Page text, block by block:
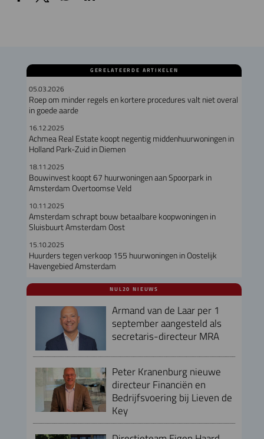
GERELATEERDE ARTIKELEN
05.03.2026
Roep om minder regels en kortere procedures valt niet overal
in goede aarde
16.12.2025
Achmea Real Estate koopt negentig middenhuurwoningen in
Holland Park-Zuid in Diemen
18.11.2025
Bouwinvest koopt 67 huurwoningen aan Spoorpark in
Amsterdam Overtoomse Veld
10.11.2025
Amsterdam schrapt bouw betaalbare koopwoningen in
Sluisbuurt Amsterdam Oost
15.10.2025
Huurders tegen verkoop 155 huurwoningen in Oostelijk
Havengebied Amsterdam
NUL20 NIEUWS
Armand van de Laar per 1
september aangesteld als
secretaris-directeur MRA
Peter Kranenburg nieuwe
directeur Financiën en
Bedrijfsvoering bij Lieven de
Key